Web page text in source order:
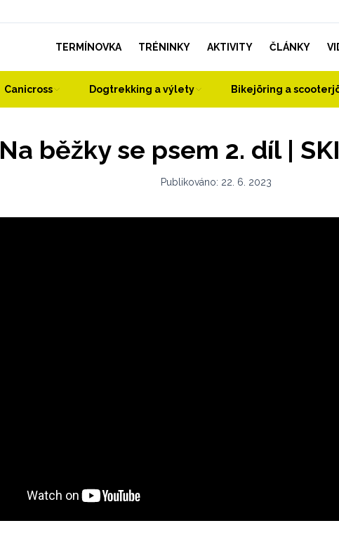
TERMÍNOVKA TRÉNINKY AKTIVITY ČLÁNKY
Canicross Dogtrekking a výlety Bikejöring a
Na běžky se psem 2. díl |
Publikováno: 22. 6. 2023